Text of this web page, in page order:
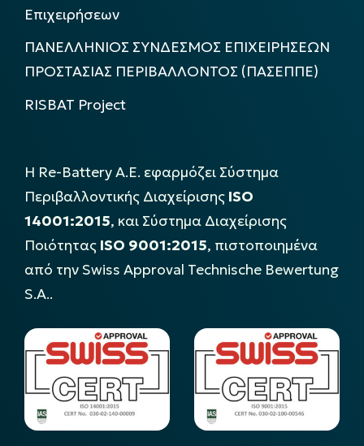
Επιχειρήσεων
ΠΑΝΕΛΛΗΝΙΟΣ ΣΥΝΔΕΣΜΟΣ ΕΠΙΧΕΙΡΗΣΕΩΝ
ΠΡΟΣΤΑΣΙΑΣ ΠΕΡΙΒΑΛΛΟΝΤΟΣ (ΠΑΣΕΠΠΕ)
RISBAT Project
Η Re-Battery Α.Ε. εφαρμόζει Σύστημα
Περιβαλλοντικής Διαχείρισης ISO
14001:2015, και Σύστημα Διαχείρισης
Ποιότητας ISO 9001:2015, πιστοποιημένα
από την Swiss Approval Technische Bewertung
S.A..